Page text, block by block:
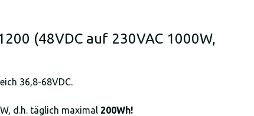
(48VDC auf 230VAC 1000W,
36,8-68VDC.
d.h. täglich maximal 200Wh!